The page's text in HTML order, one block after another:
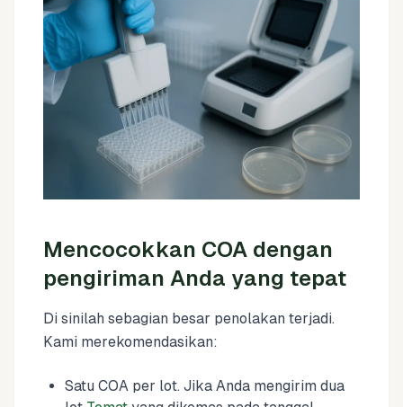
Mencocokkan COA dengan
pengiriman Anda yang tepat
Di sinilah sebagian besar penolakan terjadi.
Kami merekomendasikan:
Satu COA per lot. Jika Anda mengirim dua